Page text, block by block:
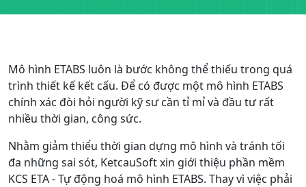
Mô hình ETABS luôn là bước không thể thiếu trong quá
trình thiết kế kết cấu. Để có được một mô hình ETABS
chính xác đòi hỏi người kỹ sư cần tỉ mỉ và đầu tư rất
nhiều thời gian, công sức.
Nhằm giảm thiểu thời gian dựng mô hình và tránh tối
đa những sai sót, KetcauSoft xin giới thiệu phần mềm
KCS ETA - Tự động hoá mô hình ETABS. Thay vì việc phải